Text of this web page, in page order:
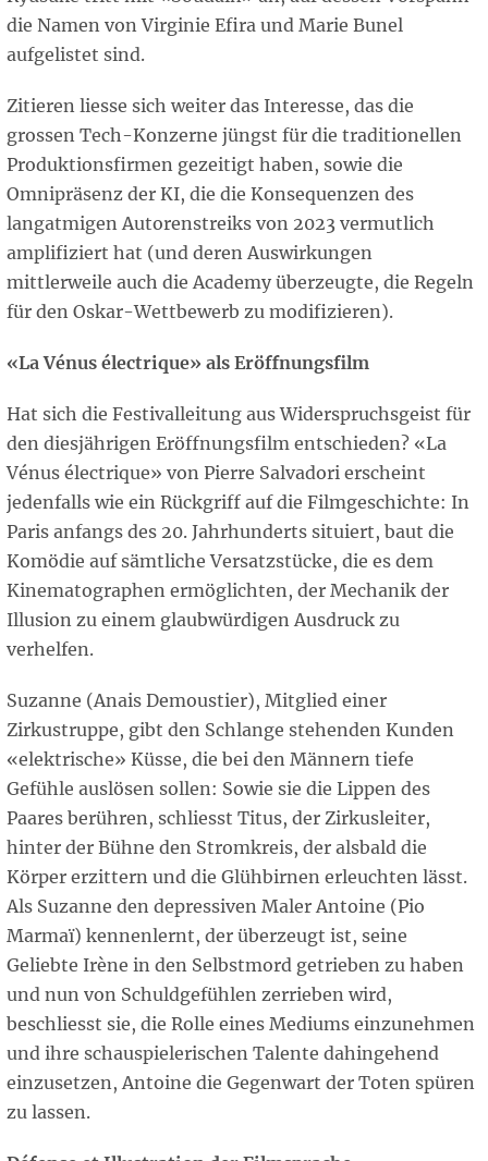
die Namen von Virginie Efira und Marie Bunel
aufgelistet sind.
Zitieren liesse sich weiter das Interesse, das die
grossen Tech-Konzerne jüngst für die traditionellen
Produktionsfirmen gezeitigt haben, sowie die
Omnipräsenz der KI, die die Konsequenzen des
langatmigen Autorenstreiks von 2023 vermutlich
amplifiziert hat (und deren Auswirkungen
mittlerweile auch die Academy überzeugte, die Regeln
für den Oskar-Wettbewerb zu modifizieren).
«La Vénus électrique» als Eröffnungsfilm
Hat sich die Festivalleitung aus Widerspruchsgeist für
den diesjährigen Eröffnungsfilm entschieden? «La
Vénus électrique» von Pierre Salvadori erscheint
jedenfalls wie ein Rückgriff auf die Filmgeschichte: In
Paris anfangs des 20. Jahrhunderts situiert, baut die
Komödie auf sämtliche Versatzstücke, die es dem
Kinematographen ermöglichten, der Mechanik der
Illusion zu einem glaubwürdigen Ausdruck zu
verhelfen.
Suzanne (Anais Demoustier), Mitglied einer
Zirkustruppe, gibt den Schlange stehenden Kunden
«elektrische» Küsse, die bei den Männern tiefe
Gefühle auslösen sollen: Sowie sie die Lippen des
Paares berühren, schliesst Titus, der Zirkusleiter,
hinter der Bühne den Stromkreis, der alsbald die
Körper erzittern und die Glühbirnen erleuchten lässt.
Als Suzanne den depressiven Maler Antoine (Pio
Marmaï) kennenlernt, der überzeugt ist, seine
Geliebte Irène in den Selbstmord getrieben zu haben
und nun von Schuldgefühlen zerrieben wird,
beschliesst sie, die Rolle eines Mediums einzunehmen
und ihre schauspielerischen Talente dahingehend
einzusetzen, Antoine die Gegenwart der Toten spüren
zu lassen.